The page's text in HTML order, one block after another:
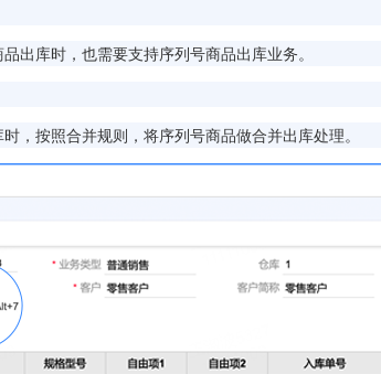
出库时，也需要支持序列号商品出库业务。
，按照合并规则，将序列号商品做合并出库处理。